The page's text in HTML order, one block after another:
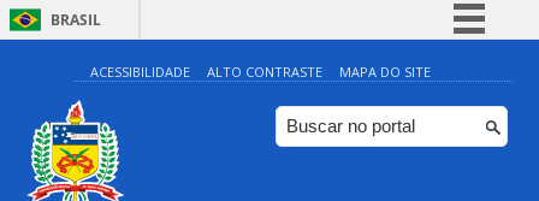
BRASIL
Simplifique!
Comunica BR
Participe
ACESSIBILIDADE ALTO CONTRASTE MAPA DO SITE